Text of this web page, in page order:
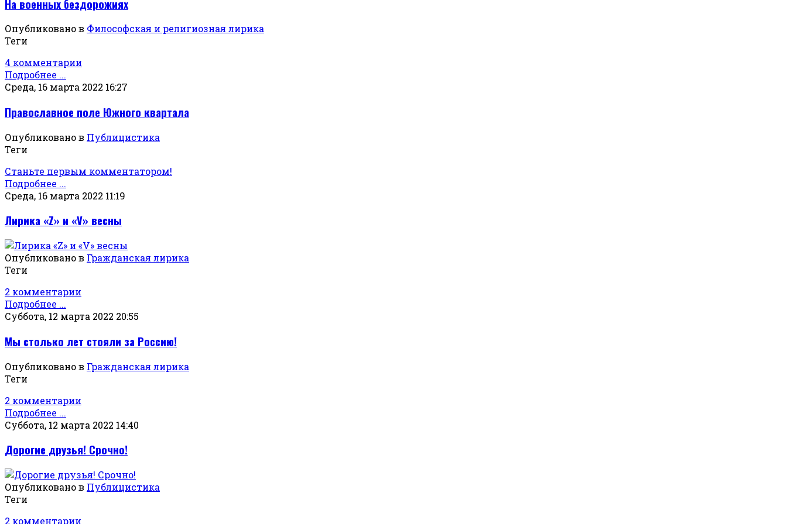
На военных бездорожиях
Опубликовано в Философская и религиозная лирика
Теги
4 комментарии
Подробнее ...
Среда, 16 марта 2022 16:27
Православное поле Южного квартала
Опубликовано в Публицистика
Теги
Станьте первым комментатором!
Подробнее ...
Среда, 16 марта 2022 11:19
Лирика «Z» и «V» весны
Опубликовано в Гражданская лирика
Теги
2 комментарии
Подробнее ...
Суббота, 12 марта 2022 20:55
Мы столько лет стояли за Россию!
Опубликовано в Гражданская лирика
Теги
2 комментарии
Подробнее ...
Суббота, 12 марта 2022 14:40
Дорогие друзья! Срочно!
Опубликовано в Публицистика
Теги
2 комментарии